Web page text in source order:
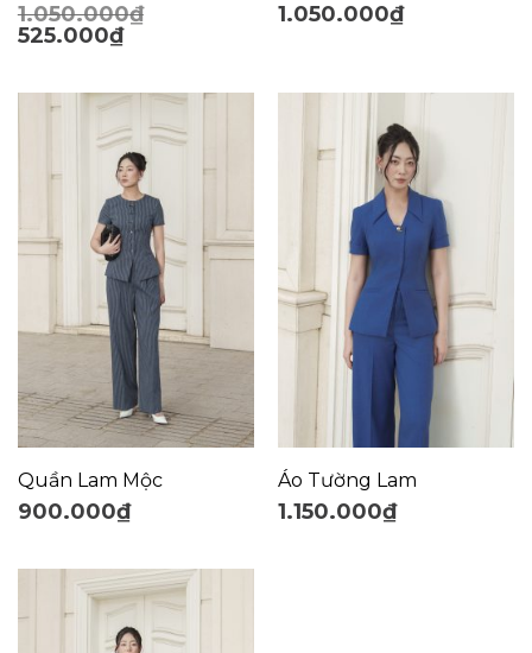
1.050.000₫
525.000₫
1.050.000₫
Quần Lam Mộc
900.000₫
Áo Tường Lam
1.150.000₫